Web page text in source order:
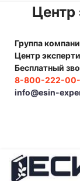
Центр
Группа
Центр
Бесплатный
8-800-222-
info@esin-